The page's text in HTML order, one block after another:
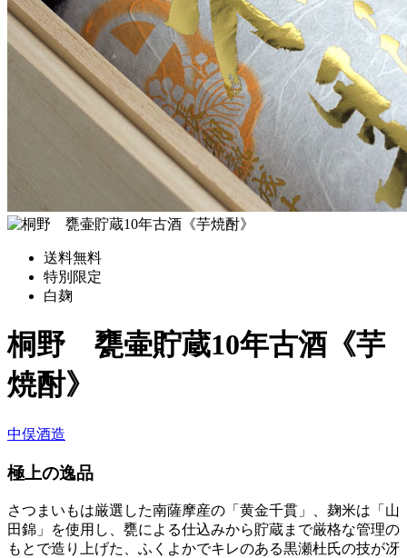
送料無料
特別限定
白麹
桐野 甕壷貯蔵10年古酒《芋
焼酎》
中俣酒造
極上の逸品
さつまいもは厳選した南薩摩産の「黄金千貫」、麹米は「山
田錦」を使用し、甕による仕込みから貯蔵まで厳格な管理の
もとで造り上げた、ふくよかでキレのある黒瀬杜氏の技が冴